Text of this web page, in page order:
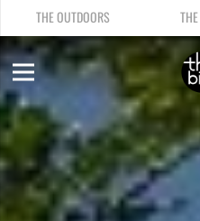
THE OUTDOORS